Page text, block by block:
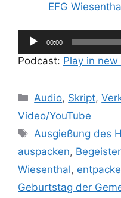
EFG
Audio-
Player
00:00
Podcast: Play in
Kategorien
Audio, Skript,
Video/YouTube
Schlagwörter
Ausgießung des
auspacken,
Wiesenthal,
Geburtstag der